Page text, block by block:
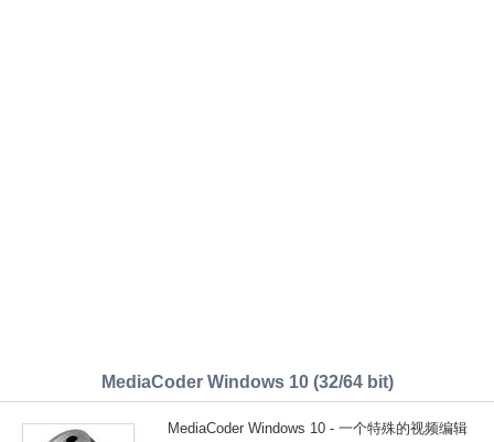
MediaCoder Windows 10 (32/64 bit)
MediaCoder Windows 10 - 一个特殊的视频编辑